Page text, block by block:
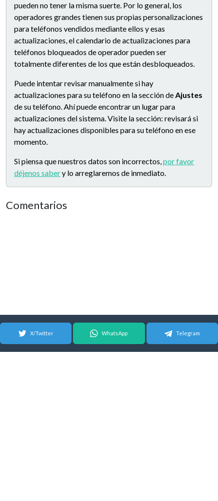
pueden no tener la misma suerte. Por lo general, los
operadores grandes tienen sus propias personalizaciones
para teléfonos vendidos mediante ellos y esas
actualizaciones, el calendario de actualizaciones para
teléfonos bloqueados de operador pueden ser
totalmente diferentes de los que están desbloqueados.
Puede intentar revisar manualmente si hay
actualizaciones para su teléfono en la sección deAjustes
de su teléfono. Ahí puede encontrar un lugar para
actualizaciones del sistema. Visite la sección: revisará si
hay actualizaciones disponibles para su teléfono en ese
momento.
Si piensa que nuestros datos son incorrectos,por favor
déjenos sabery lo arreglaremos de inmediato.
Comentarios
X/Twitter WhatsApp Telegram